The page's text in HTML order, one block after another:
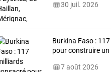
30 juil. 2026
Burkina Faso : 117
pourconstruire un
7 août 2026